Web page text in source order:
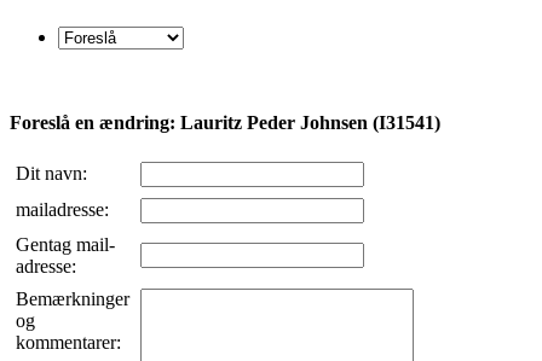
Foreslå en ændring: Lauritz Peder Johnsen (I31541)
Dit navn:
mailadresse:
Gentag mail-
adresse:
Bemærkninger
og
kommentarer: